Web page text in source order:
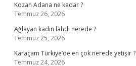
Kozan Adana ne kadar ?
Temmuz 26, 2026
Ağlayan kadın lahdi nerede ?
Temmuz 25, 2026
Karaçam Türkiye’de en çok nerede yetişir ?
Temmuz 24, 2026